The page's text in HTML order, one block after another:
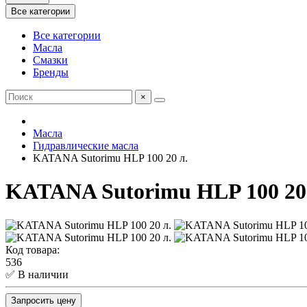
Все категории
Все категории
Масла
Смазки
Бренды
×
Масла
Гидравлические масла
KATANA Sutorimu HLP 100 20 л.
KATANA Sutorimu HLP 100
Код товара:
536
✅ В наличии
Запросить цену